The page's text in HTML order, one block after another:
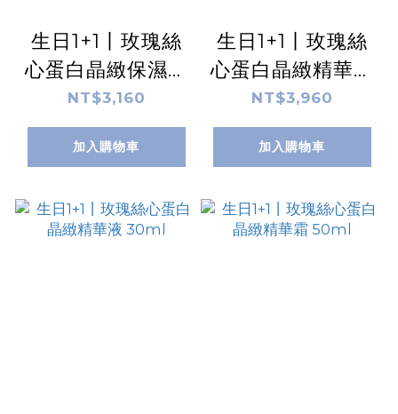
生日1+1丨玫瑰絲
心蛋白晶緻保濕露
120ml
NT$3,160
加入購物車
生日1+1丨玫瑰絲
心蛋白晶緻精華乳
60ml
NT$3,960
加入購物車